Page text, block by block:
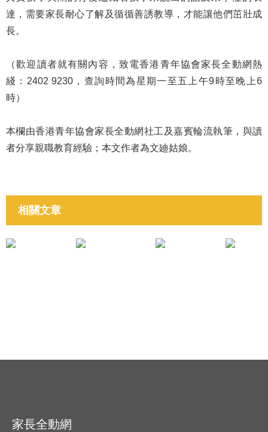
達，需要家長耐心了解及循循善誘教導，才能讓他們茁壯成
長。
（歡迎讀者就有關內容，致電香港青年協會家長全動網熱
綫：2402 9230，查詢時間為星期一至五上午9時至晚上6
時）
本欄由香港青年協會家長全動網社工及嘉賓輪流執筆，與讀
者分享親職教育經驗；本文作者為文廸姑娘。
相關文章
培育子女成材
家長全動網